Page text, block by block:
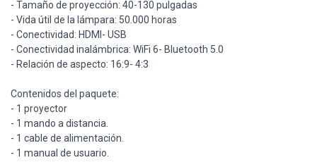
- Tamaño de proyección: 40-130 pulgadas
- Vida útil de la lámpara: 50.000 horas
- Conectividad: HDMI- USB
- Conectividad inalámbrica: WiFi 6- Bluetooth 5.0
- Relación de aspecto: 16:9- 4:3
Contenidos del paquete:
- 1 proyector
- 1 mando a distancia.
- 1 cable de alimentación.
- 1 manual de usuario.